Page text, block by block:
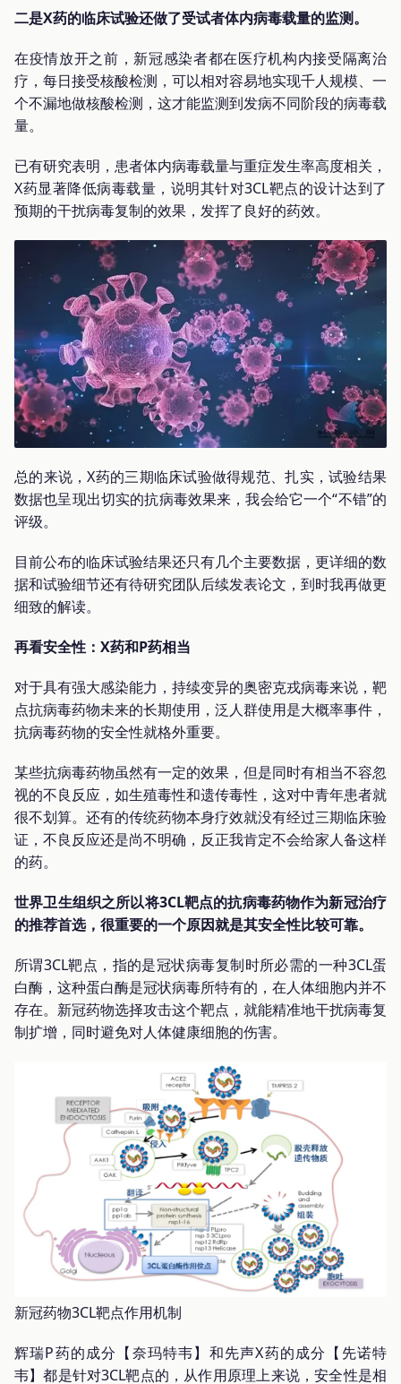
二是X药的临床试验还做了受试者体内病毒载量的监测。
在疫情放开之前，新冠感染者都在医疗机构内接受隔离治
疗，每日接受核酸检测，可以相对容易地实现千人规模、一
个不漏地做核酸检测，这才能监测到发病不同阶段的病毒载
量。
已有研究表明，患者体内病毒载量与重症发生率高度相关，
X药显著降低病毒载量，说明其针对3CL靶点的设计达到了
预期的干扰病毒复制的效果，发挥了良好的药效。
总的来说，X药的三期临床试验做得规范、扎实，试验结果
数据也呈现出切实的抗病毒效果来，我会给它一个“不错”的
评级。
目前公布的临床试验结果还只有几个主要数据，更详细的数
据和试验细节还有待研究团队后续发表论文，到时我再做更
细致的解读。
再看安全性：X药和P药相当
对于具有强大感染能力，持续变异的奥密克戎病毒来说，靶
点抗病毒药物未来的长期使用，泛人群使用是大概率事件，
抗病毒药物的安全性就格外重要。
某些抗病毒药物虽然有一定的效果，但是同时有相当不容忽
视的不良反应，如生殖毒性和遗传毒性，这对中青年患者就
很不划算。还有的传统药物本身疗效就没有经过三期临床验
证，不良反应还是尚不明确，反正我肯定不会给家人备这样
的药。
世界卫生组织之所以将3CL靶点的抗病毒药物作为新冠治疗
的推荐首选，很重要的一个原因就是其安全性比较可靠。
所谓3CL靶点，指的是冠状病毒复制时所必需的一种3CL蛋
白酶，这种蛋白酶是冠状病毒所特有的，在人体细胞内并不
存在。新冠药物选择攻击这个靶点，就能精准地干扰病毒复
制扩增，同时避免对人体健康细胞的伤害。
新冠药物3CL靶点作用机制
辉瑞P药的成分【奈玛特韦】和先声X药的成分【先诺特
韦】都是针对3CL靶点的，从作用原理上来说，安全性是相